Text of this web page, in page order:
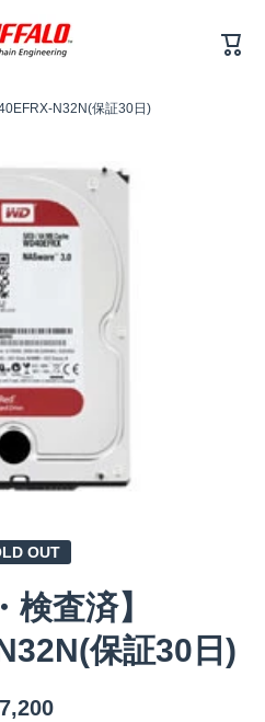
ー
ト
N32N(保証30日)
OUT
検査済】
保証30日)